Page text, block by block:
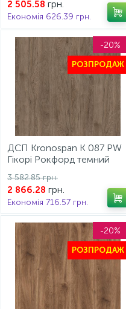
2 505.58 грн.
Економія 626.39 грн.
-20%
РОЗПРОДАЖ
ДСП Kronospan K 087 PW
Гікорі Рокфорд темний
2 866.28 грн.
3 582.85 грн.
Економія 716.57 грн.
-20%
РОЗПРОДАЖ